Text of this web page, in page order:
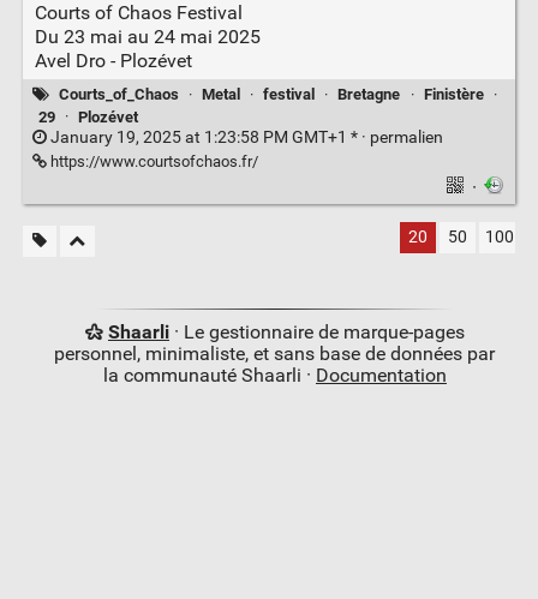
Courts of Chaos Festival
Du 23 mai au 24 mai 2025
Avel Dro - Plozévet
Courts_of_Chaos · Metal · festival · Bretagne · Finistère
·
29
· Plozévet
January 19, 2025 at 1:23:58 PM GMT+1 * · permalien
https://www.courtsofchaos.fr/
·
20 50 100
Shaarli· Le gestionnaire de marque-pages
personnel, minimaliste, et sans base de données par
la communauté Shaarli · Documentation